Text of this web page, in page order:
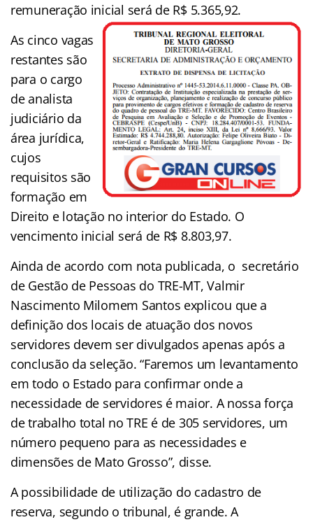
remuneração inicial será de R$ 5.365,92.
As cinco vagas
restantes são
para o cargo
de analista
judiciário da
área jurídica,
cujos
requisitos são
formação em
Direito e lotação no interior do Estado. O
vencimento inicial será de R$ 8.803,97.
Ainda de acordo com nota publicada, o secretário
de Gestão de Pessoas do TRE-MT, Valmir
Nascimento Milomem Santos explicou que a
definição dos locais de atuação dos novos
servidores devem ser divulgados apenas após a
conclusão da seleção. “Faremos um levantamento
em todo o Estado para confirmar onde a
necessidade de servidores é maior. A nossa força
de trabalho total no TRE é de 305 servidores, um
número pequeno para as necessidades e
dimensões de Mato Grosso”, disse.
A possibilidade de utilização do cadastro de
reserva, segundo o tribunal, é grande. A